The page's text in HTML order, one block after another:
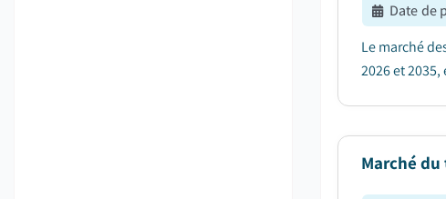
Date de
Le marché
2026 et
Marché